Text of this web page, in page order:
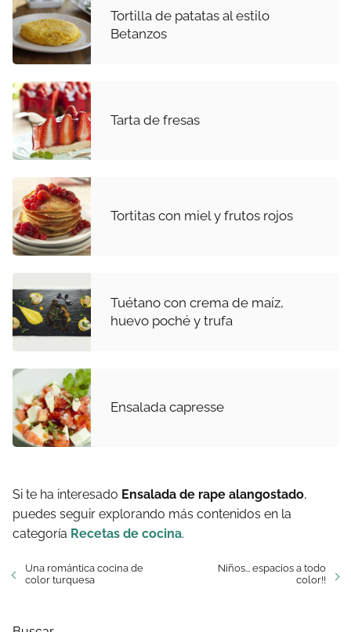
Tortilla de patatas al estilo
Betanzos
Tarta de fresas
Tortitas con miel y frutos rojos
Tuétano con crema de maíz,
huevo poché y trufa
Ensalada capresse
Si te ha interesado Ensalada de rape alangostado,
puedes seguir explorando más contenidos en la
categoría Recetas de cocina.
Una romántica cocina de
color turquesa
Niños... espacios a todo
color!!